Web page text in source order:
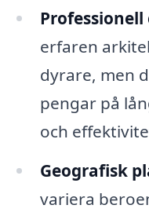
erfaren
dyrare, men
pengar på
och
Geografisk
variera